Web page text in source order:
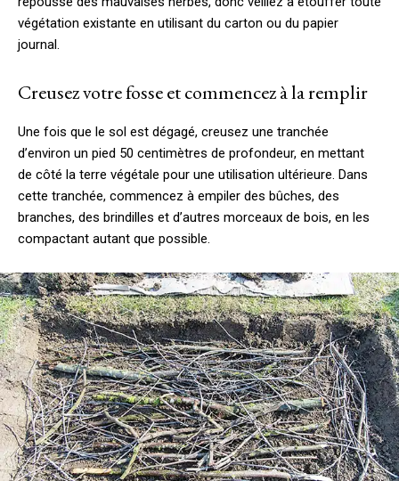
végétation existante en utilisant du carton ou du papier
journal.
Creusez votre fosse et commencez à la remplir
Une fois que le sol est dégagé, creusez une tranchée
d’environ un pied 50 centimètres de profondeur, en mettant
de côté la terre végétale pour une utilisation ultérieure. Dans
cette tranchée, commencez à empiler des bûches, des
branches, des brindilles et d’autres morceaux de bois, en les
compactant autant que possible.